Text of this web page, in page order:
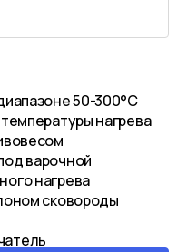
50-300°C
нагрева
варочной
нагрева
сковороды